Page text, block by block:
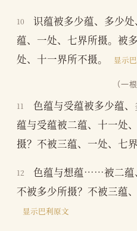
10
识蕴被多少蕴、多少
蕴、一处、七界所摄。被
处、十一界所不摄。
显示
（一
11
色蕴与受蕴被多少蕴
蕴与受蕴被二蕴、十一处
摄？不被三蕴、一处、七界
12
色蕴与想蕴……被二蕴
不被多少所摄？不被三蕴
显示巴利原文